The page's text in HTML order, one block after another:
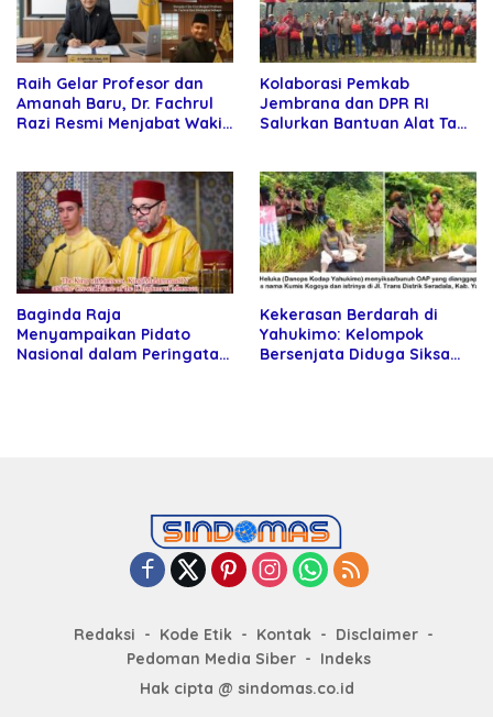
Raih Gelar Profesor dan
Amanah Baru, Dr. Fachrul
Razi Resmi Menjabat Wakil
Kolaborasi Pemkab
Jembrana dan DPR RI
Salurkan Bantuan Alat Tani
Baginda Raja
Menyampaikan Pidato
Nasional dalam Peringatan
Kekerasan Berdarah di
Yahukimo: Kelompok
Bersenjata Diduga Siksa
Redaksi Kode Etik Kontak
Disclaimer
Pedoman Media Siber
Indeks
Hak cipta @ sindomas.co.id